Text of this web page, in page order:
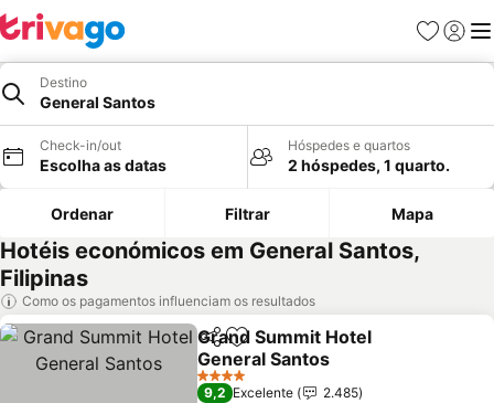
Favoritos
Iniciar
Destino
General Santos
Check-in/out
Escolha as datas
Hóspedes e quartos
2 hóspedes, 1 quarto.
Ordenar Filtrar Mapa
Hotéis económicos em General Santos,
Filipinas
Como os pagamentos influenciam os resultados
PartilharAdicionar aos favoritos
Grand Summit Hotel
General Santos
4 Estrelas
9,2 Excelente
2.485